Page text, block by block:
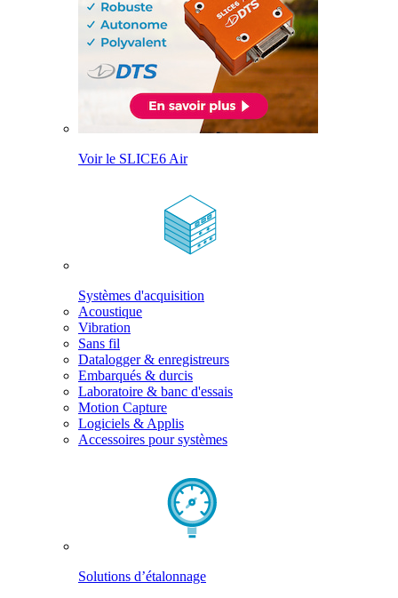
Voir le SLICE6 Air
Systèmes d'acquisition
Acoustique
Vibration
Sans fil
Datalogger & enregistreurs
Embarqués & durcis
Laboratoire & banc d'essais
Motion Capture
Logiciels & Applis
Accessoires pour systèmes
Solutions d’étalonnage